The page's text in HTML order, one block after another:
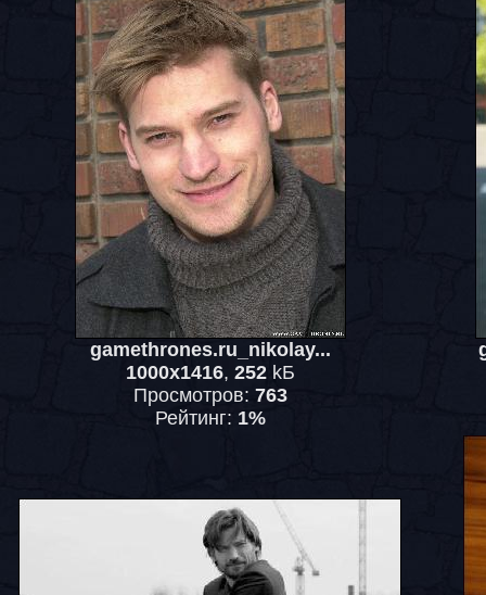
gamethrones.ru_nikolay...
1000x1416, 252kБ
Просмотров: 763
Рейтинг: 1%